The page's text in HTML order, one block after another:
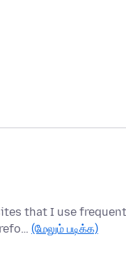
that I use
(மேலும் படிக்க)